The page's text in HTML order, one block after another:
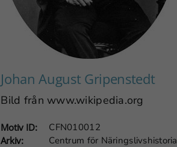
Johan August Gripenstedt
Bild från www.wikipedia.org
Motiv ID:
CFN010012
Arkiv:
Centrum för Näringslivshistoria